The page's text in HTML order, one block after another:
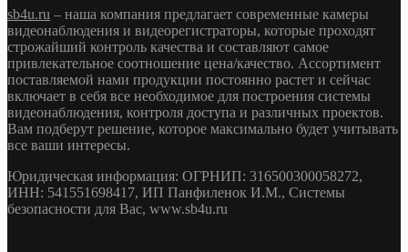
sb4u.ru – наша компания предлагает современные камеры
видеонаблюдения и видеорегистраторы, которые проходят
строжайший контроль качества и составляют самое
привлекательное соотношение цена/качество. Ассортимент
поставляемой нами продукции постоянно растет и сейчас
включает в себя все необходимое для построения системы
видеонаблюдения, контроля доступа и различных проектов.
Вам подберут решение, которое максимально будет учитывать
все ваши интересы.
Юридическая информация: ОГРНИП: 316500300058272,
ИНН: 541551698417, ИП Панфиленок И.М., Системы
безопасности для Вас, www.sb4u.ru